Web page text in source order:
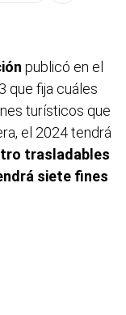
publicó en el
que fija cuáles
turísticos que
el 2024 tendrá
trasladables
siete fines